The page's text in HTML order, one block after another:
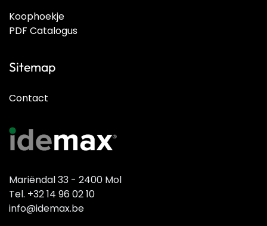
Koophoekje
PDF Catalogus
Sitemap
Contact
Mariëndal 33 - 2400 Mol
Tel. +32 14 96 02 10
info@idemax.be